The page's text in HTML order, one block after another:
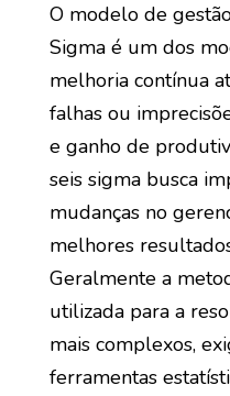
O modelo de
Sigma é um dos
melhoria contínua
falhas ou
e ganho de
seis sigma busca
mudanças no
melhores
Geralmente a
utilizada para a
mais complexos,
ferramentas